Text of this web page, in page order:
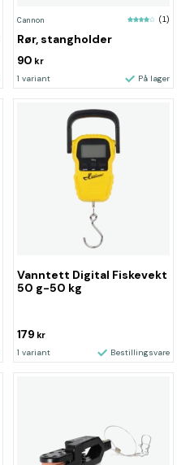
Cannon (1)
Rør, stangholder
90 kr
1 variant På lager
Vanntett Digital Fiskevekt
50 g-50 kg
179 kr
1 variant Bestillingsvare